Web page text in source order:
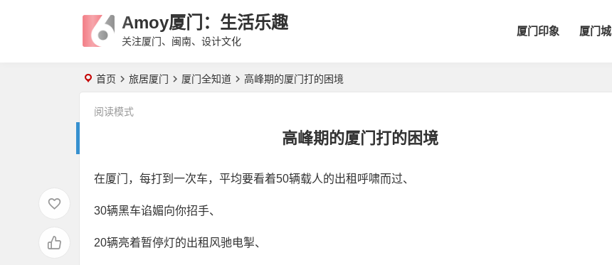
Amoy厦门：生活乐趣
关注厦门、闽南、设计文化
厦门印象 厦门城
首页 旅居厦门 厦门全知道 高峰期的厦门打的困境
高峰期的厦门打的困境
阅读模式
在厦门，每打到一次车，平均要看着50辆载人的出租呼啸而过、
30辆黑车谄媚向你招手、
20辆亮着暂停灯的出租风驰电掣、